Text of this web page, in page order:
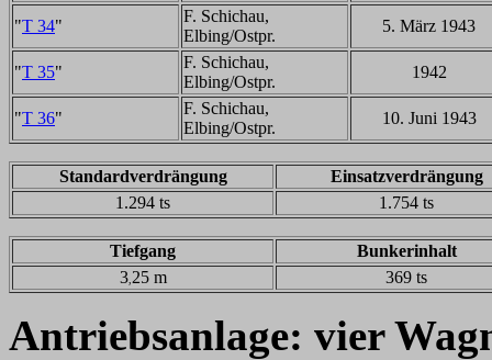
"T 34"
F. Schichau,
Elbing/Ostpr.
5. März 1943
"T 35"
F. Schichau,
Elbing/Ostpr.
1942
"T 36"
F. Schichau,
Elbing/Ostpr.
10. Juni 1943
Standardverdrängung
Einsatzverdrängung
1.294 ts
1.754 ts
Tiefgang
Bunkerinhalt
3, 25 m 369 ts
Antriebsanlage: vier